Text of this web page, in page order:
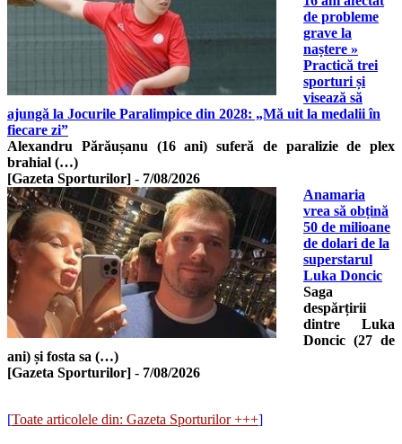
de probleme
grave la
naștere »
Practică trei
sporturi și
visează să
ajungă la Jocurile Paralimpice din 2028: „Mă uit la medalii în
fiecare zi”
Alexandru Părăușanu (16 ani) suferă de paralizie de plex
brahial (…)
[Gazeta Sporturilor] - 7/08/2026
Anamaria
vrea să obțină
50 de milioane
de dolari de la
superstarul
Luka Doncic
Saga
despărțirii
dintre Luka
Doncic (27 de
ani) și fosta sa (…)
[Gazeta Sporturilor] - 7/08/2026
[Toate articolele din: Gazeta Sporturilor +++]